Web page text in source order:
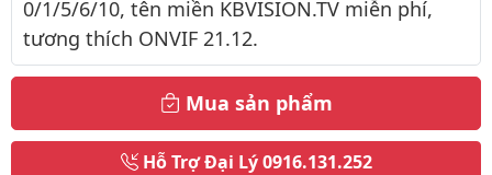
0/1/5/6/10, tên miền KBVISION.TV miễn phí,
tương thích ONVIF 21.12.
Mua sản phẩm
Hỗ Trợ Đại Lý0916.131.252